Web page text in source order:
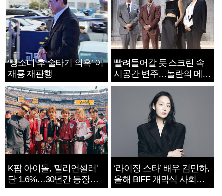
‘뺑소니 후 술타기 의혹’ 이
재룡 재판행
빨려들어갈 듯 스크린 속
시공간 변주…놀란의 메시
지는 ‘전쟁 속죄’
K팝 아이돌, '밀리언셀러'
단 1.6%…30년간 등장
1182개팀 전수조사
‘라이징 스타’ 배우 김민하,
올해 BIFF 개막식 사회자
확정